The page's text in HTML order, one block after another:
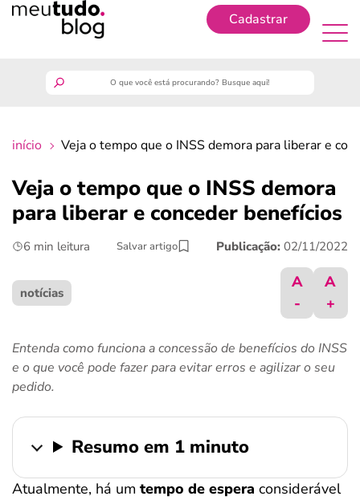
Cadastrar
finanças
benefícios
crédito fácil
ferramentas
início Veja o tempo que o INSS demora para liberar e
Veja o tempo que o INSS demora
para liberar e conceder benefícios
6 min leitura Salvar artigo Publicação: 02/11/2022
notícias
A
-
A
+
Entenda como funciona a concessão de benefícios do INSS
e o que você pode fazer para evitar erros e agilizar o seu
pedido.
Resumo em 1 minuto
Atualmente, há um tempo de espera considerável